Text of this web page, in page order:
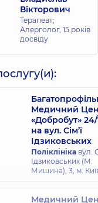
Вікторович
Терапевт;
Алерголог, 15 років
досвіду
Медичний
«Добробут»
на вул. Сім’ї
Ідзиковських
Поліклініка вул.
Ідзиковських (М.
Мишина), 3, м.
Медичний